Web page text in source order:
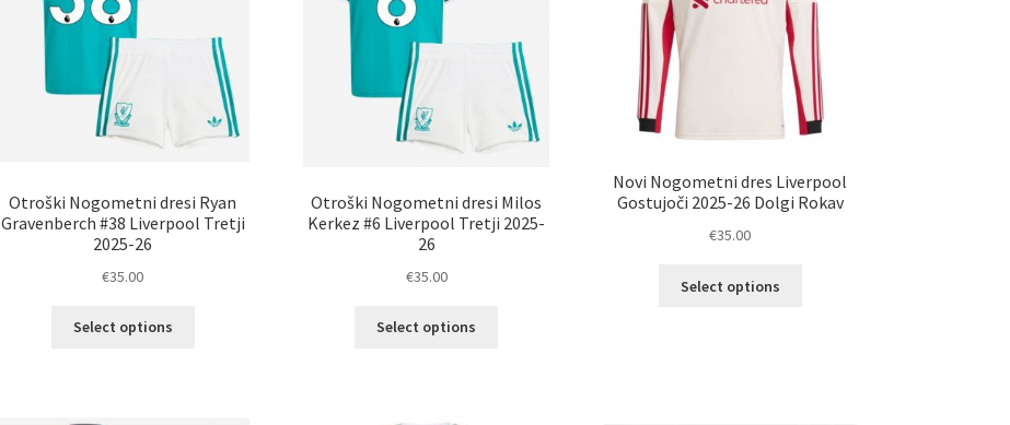
Otroški Nogometni dresi Ryan
Gravenberch #38 Liverpool Tretji
2025-26
€35.00
Select options
Otroški Nogometni dresi Milos
Kerkez #6 Liverpool Tretji 2025-
26
€35.00
Select options
Novi Nogometni dres Liverpool
Gostujoči 2025-26 Dolgi Rokav
€35.00
Select options